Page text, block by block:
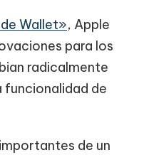
Wallet», Apple
para los
radicalmente
de
de un